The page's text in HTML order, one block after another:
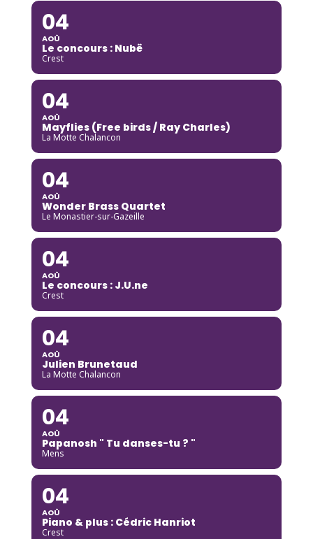
04
AOÛ
Le concours : Nubë
Crest
04
AOÛ
Mayflies (Free birds / Ray Charles)
La Motte Chalancon
04
AOÛ
Wonder Brass Quartet
Le Monastier-sur-Gazeille
04
AOÛ
Le concours : J.U.ne
Crest
04
AOÛ
Julien Brunetaud
La Motte Chalancon
04
AOÛ
Papanosh " Tu danses-tu ? "
Mens
04
AOÛ
Piano & plus : Cédric Hanriot
Crest